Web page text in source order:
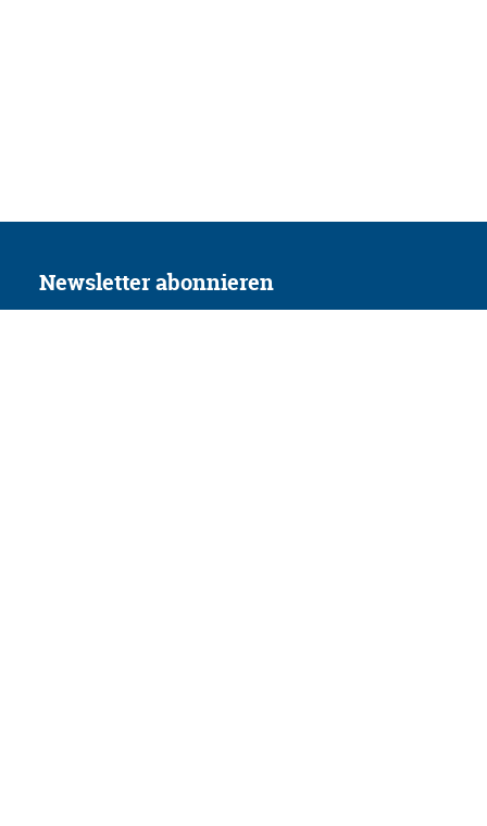
Newsletter abonnieren